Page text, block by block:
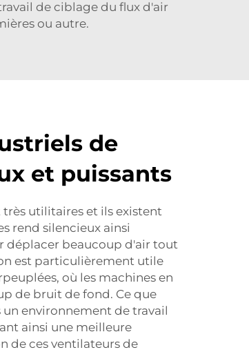
de ciblage du flux d'air
ou autre.
de
et puissants
utilitaires et ils existent
rend silencieux ainsi
déplacer beaucoup d'air tout
est particulièrement utile
où les machines en
de bruit de fond. Ce que
environnement de travail
ainsi une meilleure
de ces ventilateurs de